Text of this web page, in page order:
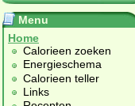
Menu
Home
Calorieen zoeken
Energieschema
Calorieen teller
Links